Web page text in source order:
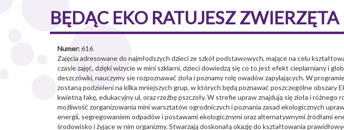
BĘDĄC EKO RATUJESZ ZWIERZĘTA
Numer:616
Zajęcia adresowane do najmłodszych dzieci ze szkół podstawowych, mające na celu
czasie zajęć, dzięki wizycie w mini szklarni, dzieci dowiedzą się co to jest efekt cieplarniany i
deszczówki, nauczymy sie rozpoznawać zioła i poznamy rolę owadów zapylających. W
zostaną podzieleni na kilka mniejszych grup, w których będą poznawać poszczególne
kwietną łakę, edukacyjny ul, oraz rzeźbę pszczoły. W strefie upraw znajdują się zioła i
możliwość zorganizowania mini warsztatów ogrodniczych i poznania zasad ekologicznych
energii, segregowaniem odpadów i postawami ekologicznymi oraz alternatywnymi źródłami
środowisko i żyjące w nim organizmy. Stwarzają doskonałą okazję do kształtowania